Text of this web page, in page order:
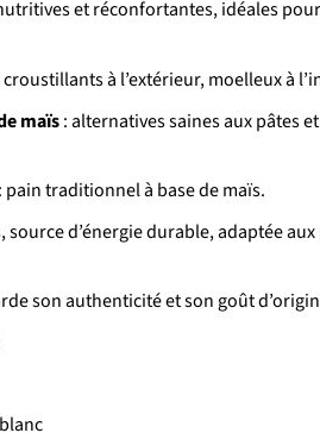
et réconfortantes, idéales
croustillants à l’extérieur, moelleux à
maïs: alternatives saines aux pâtes
: pain traditionnel à base de maïs.
source d’énergie durable, adaptée
son authenticité et son goût